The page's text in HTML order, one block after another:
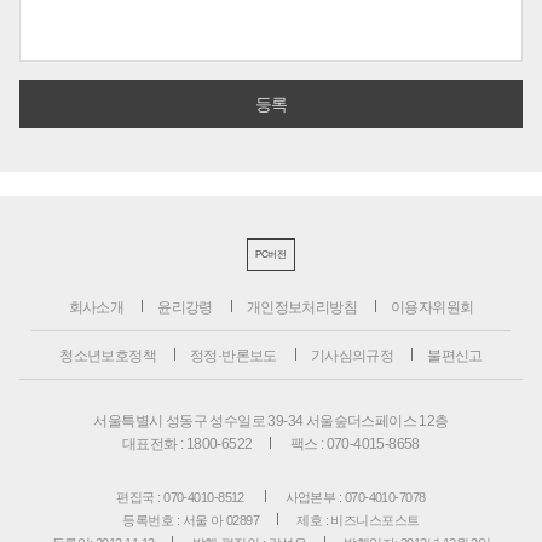
PC버전
회사소개 윤리강령 개인정보처리방침 이용자위원회
청소년보호정책 정정·반론보도 기사심의규정 불편신고
서울특별시 성동구 성수일로 39-34 서울숲더스페이스 12층
대표전화 : 1800-6522
팩스 : 070-4015-8658
편집국 : 070-4010-8512
사업본부 : 070-4010-7078
등록번호 : 서울 아 02897
제호 : 비즈니스포스트